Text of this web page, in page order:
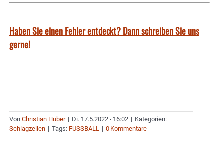
Haben Sie einen Fehler entdeckt? Dann schreiben Sie uns
gerne!
Von Christian Huber | Di. 17.5.2022 - 16:02 | Kategorien:
Schlagzeilen | Tags: FUSSBALL | 0 Kommentare